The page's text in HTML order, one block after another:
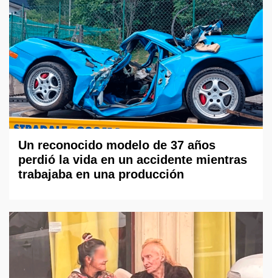
Un reconocido modelo de 37 años
perdió la vida en un accidente mientras
trabajaba en una producción